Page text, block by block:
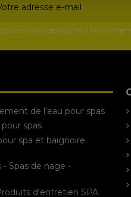
pouvez vous désinscrire à tout
de l'eau pour spas
spas
spa et baignoire
- Spas de nage -
d'entretien SPA